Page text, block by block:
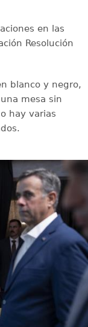
en las
Resolución
blanco y negro,
mesa sin
hay varias